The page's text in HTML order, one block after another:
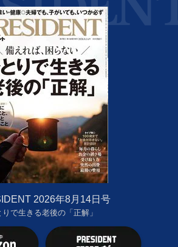
2026年8月14日号
りで生きる老後の「正解」